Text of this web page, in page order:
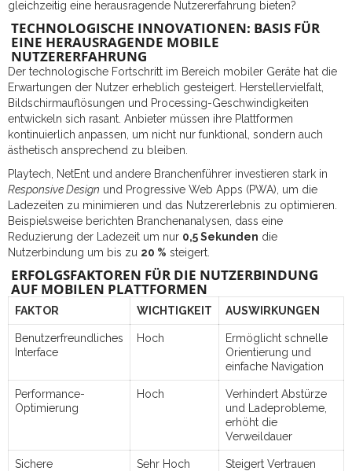
gleichzeitig eine herausragende Nutzererfahrung bieten?
TECHNOLOGISCHE INNOVATIONEN: BASIS FÜR
EINE HERAUSRAGENDE MOBILE
NUTZERERFAHRUNG
Der technologische Fortschritt im Bereich mobiler Geräte hat die
Erwartungen der Nutzer erheblich gesteigert. Herstellervielfalt,
Bildschirmauflösungen und Processing-Geschwindigkeiten
entwickeln sich rasant. Anbieter müssen ihre Plattformen
kontinuierlich anpassen, um nicht nur funktional, sondern auch
ästhetisch ansprechend zu bleiben.
Playtech, NetEnt und andere Branchenführer investieren stark in
Responsive Design und Progressive Web Apps (PWA), um die
Ladezeiten zu minimieren und das Nutzererlebnis zu optimieren.
Beispielsweise berichten Branchenanalysen, dass eine
Reduzierung der Ladezeit um nur 0,5 Sekunden die
Nutzerbindung um bis zu 20 % steigert.
ERFOLGSFAKTOREN FÜR DIE NUTZERBINDUNG
AUF MOBILEN PLATTFORMEN
FAKTOR WICHTIGKEIT AUSWIRKUNGEN
Benutzerfreundliches
Interface
Hoch
Ermöglicht schnelle
Orientierung und
einfache Navigation
Performance-
Optimierung
Hoch
Verhindert Abstürze
und Ladeprobleme,
erhöht die
Verweildauer
Sichere
Sehr Hoch
Steigert Vertrauen